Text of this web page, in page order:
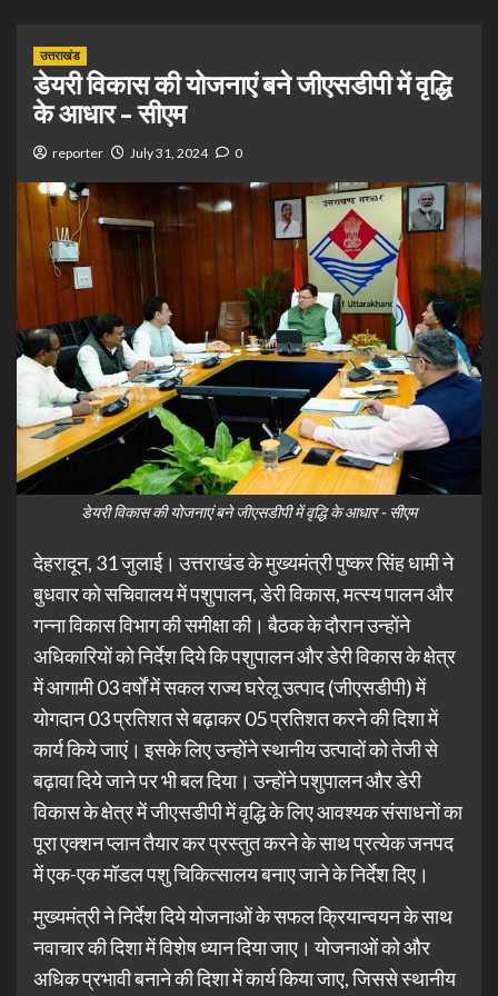
उत्तराखंड
डेयरी विकास की योजनाएं बने जीएसडीपी में वृद्धि
के आधार – सीएम
reporter July 31, 2024 0
डेयरी विकास की योजनाएं बने जीएसडीपी में वृद्धि के आधार - सीएम
देहरादून, 31 जुलाई। उत्तराखंड के मुख्यमंत्री पुष्कर सिंह धामी ने
बुधवार को सचिवालय में पशुपालन, डेरी विकास, मत्स्य पालन और
गन्ना विकास विभाग की समीक्षा की। बैठक के दौरान उन्होंने
अधिकारियों को निर्देश दिये कि पशुपालन और डेरी विकास के क्षेत्र
में आगामी 03 वर्षों में सकल राज्य घरेलू उत्पाद (जीएसडीपी) में
योगदान 03 प्रतिशत से बढ़ाकर 05 प्रतिशत करने की दिशा में
कार्य किये जाएं। इसके लिए उन्होंने स्थानीय उत्पादों को तेजी से
बढ़ावा दिये जाने पर भी बल दिया। उन्होंने पशुपालन और डेरी
विकास के क्षेत्र में जीएसडीपी में वृद्धि के लिए आवश्यक संसाधनों का
पूरा एक्शन प्लान तैयार कर प्रस्तुत करने के साथ प्रत्येक जनपद
में एक-एक मॉडल पशु चिकित्सालय बनाए जाने के निर्देश दिए।
मुख्यमंत्री ने निर्देश दिये योजनाओं के सफल क्रियान्वयन के साथ
नवाचार की दिशा में विशेष ध्यान दिया जाए। योजनाओं को और
अधिक प्रभावी बनाने की दिशा में कार्य किया जाए, जिससे स्थानीय